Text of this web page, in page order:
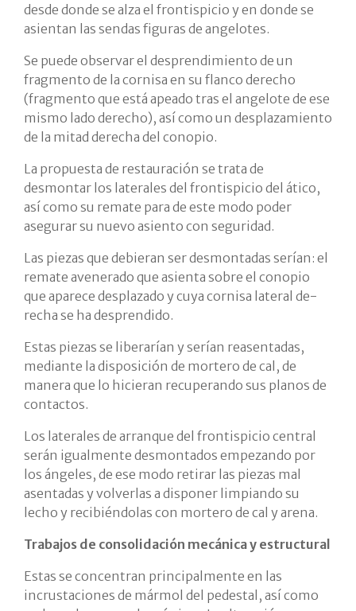
desde donde se alza el frontispicio y en donde se
asientan las sendas figuras de angelotes.
Se puede observar el desprendimiento de un
fragmento de la cornisa en su flanco derecho
(fragmento que está apeado tras el angelote de ese
mismo lado derecho), así como un desplazamiento
de la mitad derecha del conopio.
La propuesta de restauración se trata de
desmontar los laterales del frontispicio del ático,
así como su remate para de este modo poder
asegurar su nuevo asiento con seguridad.
Las piezas que debieran ser desmontadas serían: el
remate avenerado que asienta sobre el conopio
que aparece desplazado y cuya cornisa lateral de-
recha se ha desprendido.
Estas piezas se liberarían y serían reasentadas,
mediante la disposición de mortero de cal, de
manera que lo hicieran recuperando sus planos de
contactos.
Los laterales de arranque del frontispicio central
serán igualmente desmontados empezando por
los ángeles, de ese modo retirar las piezas mal
asentadas y volverlas a disponer limpiando su
lecho y recibiéndolas con mortero de cal y arena.
Trabajos de consolidación mecánica y estructural
Estas se concentran principalmente en las
incrustaciones de mármol del pedestal, así como